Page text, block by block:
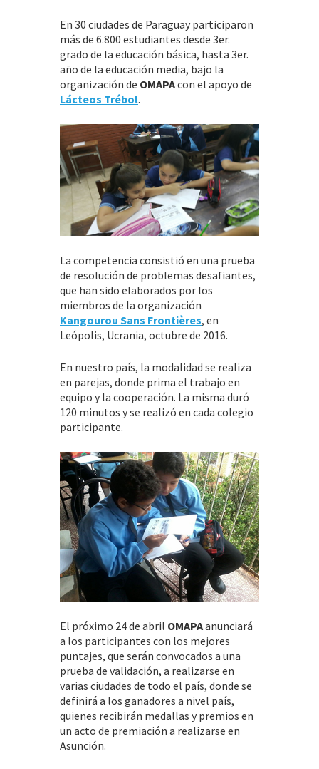
En 30 ciudades de Paraguay participaron
más de 6.800 estudiantes desde 3er.
grado de la educación básica, hasta 3er.
año de la educación media, bajo la
organización de OMAPAcon el apoyo de
Lácteos Trébol.
La competencia consistió en una prueba
de resolución de problemas desafiantes,
que han sido elaborados por los
miembros de la organización
Kangourou Sans Frontières, en
Leópolis, Ucrania, octubre de 2016.
En nuestro país, la modalidad se realiza
en parejas, donde prima el trabajo en
equipo y la cooperación. La misma duró
120 minutos y se realizó en cada colegio
participante.
El próximo 24 de abril OMAPAanunciará
a los participantes con los mejores
puntajes, que serán convocados a una
prueba de validación, a realizarse en
varias ciudades de todo el país, donde se
definirá a los ganadores a nivel país,
quienes recibirán medallas y premios en
un acto de premiación a realizarse en
Asunción.